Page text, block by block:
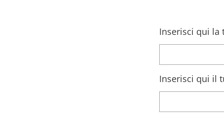
Inserisci qui la
Inserisci qui il